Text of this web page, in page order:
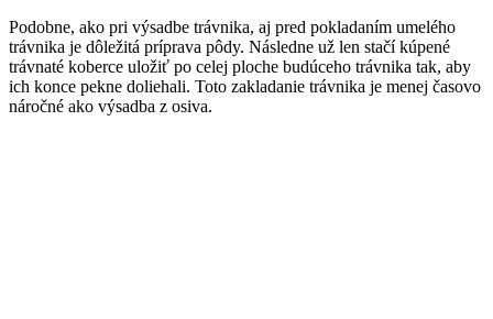
Podobne, ako pri výsadbe trávnika, aj pred pokladaním umelého
trávnika je dôležitá príprava pôdy. Následne už len stačí kúpené
trávnaté koberce uložiť po celej ploche budúceho trávnika tak, aby
ich konce pekne doliehali. Toto zakladanie trávnika je menej časovo
náročné ako výsadba z osiva.